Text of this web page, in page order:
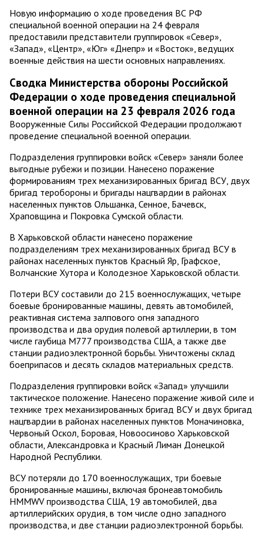
Новую информацию о ходе проведения ВС РФ
специальной военной операции на 24 февраля
предоставили представители группировок «Север»,
«Запад», «Центр», «Юг» «Днепр» и «Восток», ведущих
военные действия на шести основных направлениях.
Сводка Министерства обороны Российской
Федерации о ходе проведения специальной
военной операции на 23 февраля 2026 года
Вооруженные Силы Российской Федерации продолжают
проведение специальной военной операции.
Подразделения группировки войск «Север» заняли более
выгодные рубежи и позиции. Нанесено поражение
формированиям трех механизированных бригад ВСУ, двух
бригад теробороны и бригады нацгвардии в районах
населенных пунктов Ольшанка, Сенное, Бачевск,
Храповщина и Покровка Сумской области.
В Харьковской области нанесено поражение
подразделениям трех механизированных бригад ВСУ в
районах населенных пунктов Красный Яр, Графское,
Волчанские Хутора и Колодезное Харьковской области.
Потери ВСУ составили до 215 военнослужащих, четыре
боевые бронированные машины, девять автомобилей,
реактивная система залпового огня западного
производства и два орудия полевой артиллерии, в том
числе гаубица М777 производства США, а также две
станции радиоэлектронной борьбы. Уничтожены склад
боеприпасов и десять складов материальных средств.
Подразделения группировки войск «Запад» улучшили
тактическое положение. Нанесено поражение живой силе и
технике трех механизированных бригад ВСУ и двух бригад
нацгвардии в районах населенных пунктов Моначиновка,
Червоный Оскол, Боровая, Новоосиново Харьковской
области, Александровка и Красный Лиман Донецкой
Народной Республики.
ВСУ потеряли до 170 военнослужащих, три боевые
бронированные машины, включая бронеавтомобиль
HMMWV производства США, 19 автомобилей, два
артиллерийских орудия, в том числе одно западного
производства, и две станции радиоэлектронной борьбы.